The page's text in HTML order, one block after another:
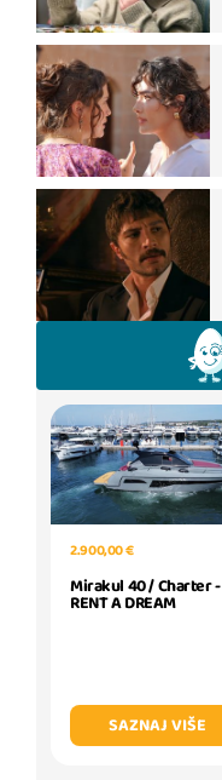
2.900,00 €
Mirakul 40 / Charter -
RENT A DREAM
SAZNAJ VIŠE